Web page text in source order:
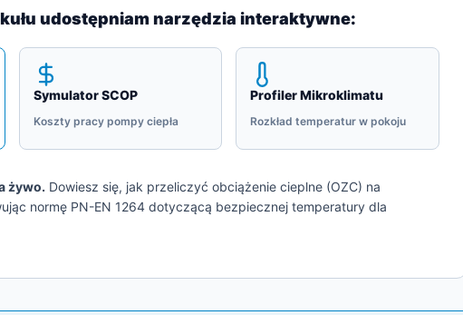
udostępniam narzędzia interaktywne:
Symulator SCOP
Koszty pracy pompy ciepła
Profiler Mikroklimatu
Rozkład temperatur w pokoju
żywo. Dowiesz się, jak przeliczyć obciążenie cieplne (OZC) na
normę PN-EN 1264 dotyczącą bezpiecznej temperatury dla